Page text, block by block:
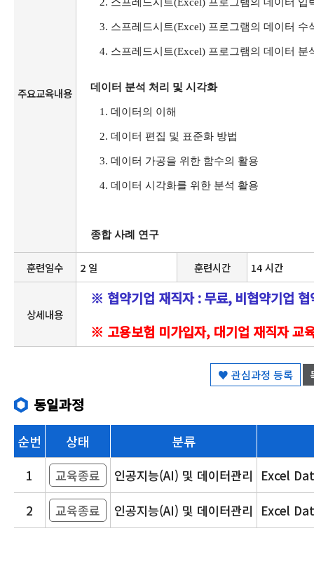
주요교육내용
3. 스프레드시트(Excel) 프로그램의 데이터 수
4. 스프레드시트(Excel) 프로그램의 데이터 분
데이터 분석 처리 및 시각화
1.데이터의 이해
2.데이터 편집 및 표준화 방법
3.데이터 가공을 위한 함수의 활용
4.데이터 시각화를 위한 분석 활용
종합 사례 연구
훈련일수 2 일 훈련시간 14 시간
상세내용
※ 협약기업 재직자:무료, 비협약기업
※ 고용보험 미가입자, 대기업 재직자 교
♥ 관심과정 등록
동일과정
순번 상태 분류
1 교육종료 인공지능(AI) 및 데이터관리 Excel
2
교육종료 인공지능(AI) 및 데이터관리 Excel